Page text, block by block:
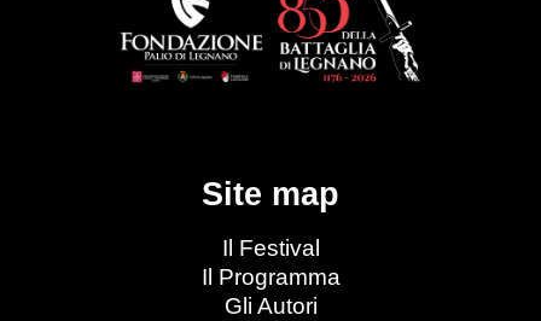
Site map
Il Festival
Il Programma
Gli Autori